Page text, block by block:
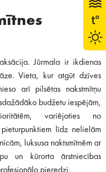
Jūrmala ir ikdienas
Vieta, kur atgūt dzīves
arī pilsētas nakstmītņu
budžetu iespējām,
variējoties no
līdz nelielām
luksusa naktsmītnēm ar
un kūrorta ārstniecības
pieredzi.